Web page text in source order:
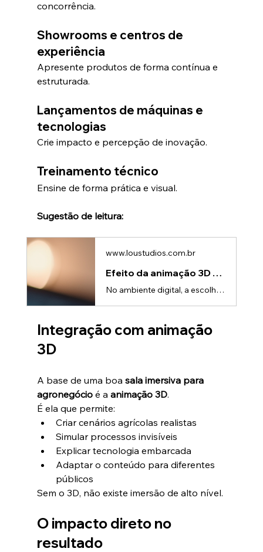
concorrência.
Showrooms e centros de
experiência
Apresente produtos de forma contínua e
estruturada.
Lançamentos de máquinas e
tecnologias
Crie impacto e percepção de inovação.
Treinamento técnico
Ensine de forma prática e visual.
Sugestão de leitura:
www.loustudios.com.br
Efeito da animação 3D na decisão de compra: aumente conversão
No ambiente digital, a escolha do cliente não é totalmente racional.Ela acontece rápido — muitas vezes em poucos segundos.Nesse curto espaço de tempo, o cliente decide: • Se continua vendo • Se entende o produto • Se confia na marca👉 E é exatamente aqui que entra o efeito da animação 3D.O problema: quando o cliente não entende, ele não escolheA maioria das decisões travam por um motivo simples: • Falta de clareza • Excesso de informação técnica • Baixa diferenciação visual👉 Resultado: o client
Integração com animação
3D
A base de uma boa sala imersiva para
agronegócio é a animação 3D.
É ela que permite:
Criar cenários agrícolas realistas
Simular processos invisíveis
Explicar tecnologia embarcada
Adaptar o conteúdo para diferentes
públicos
Sem o 3D, não existe imersão de alto nível.
O impacto direto no
resultado